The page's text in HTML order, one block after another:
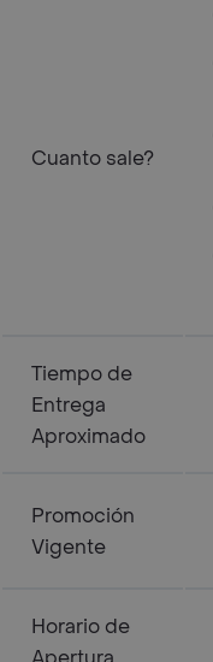
Cuanto sale?
Tiempo de
Entrega
Aproximado
Promoción
Vigente
Horario de